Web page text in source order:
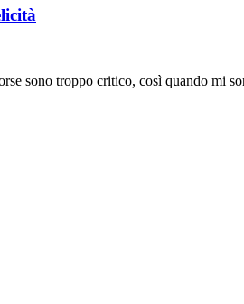
sono troppo critico, così quando mi